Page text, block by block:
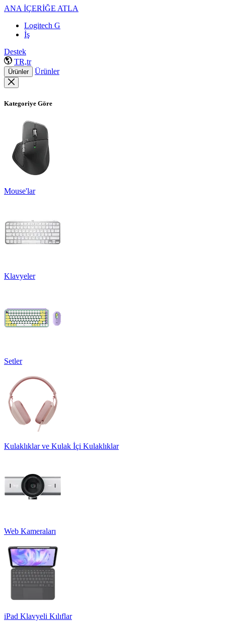
ANA İÇERİĞE ATLA
Logitech G
İş
Destek
TR,tr
Ürünler Ürünler
Kategoriye Göre
Mouse'lar
Klavyeler
Setler
Kulaklıklar ve Kulak İçi Kulaklıklar
Web Kameraları
iPad Klavyeli Kılıflar